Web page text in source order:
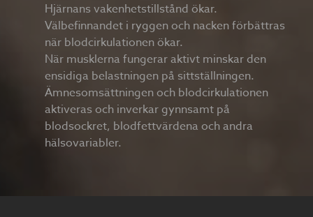
Hjärnans vakenhetstillstånd ökar.
Välbefinnandet i ryggen och nacken förbättras
när blodcirkulationen ökar.
När musklerna fungerar aktivt minskar den
ensidiga belastningen på sittställningen.
Ämnesomsättningen och blodcirkulationen
aktiveras och inverkar gynnsamt på
blodsockret, blodfettvärdena och andra
hälsovariabler.